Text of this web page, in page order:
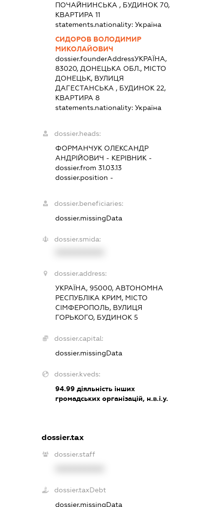
ПОЧАЙНИНСЬКА , БУДИНОК 70,
КВАРТИРА 11
statements.nationality:Україна
СИДОРОВ ВОЛОДИМИР
МИКОЛАЙОВИЧ
dossier.founderAddressУКРАЇНА,
83020, ДОНЕЦЬКА ОБЛ., МІСТО
ДОНЕЦЬК, ВУЛИЦЯ
ДАГЕСТАНСЬКА , БУДИНОК 22,
КВАРТИРА 8
statements.nationality:Україна
dossier.heads:
ФОРМАНЧУК ОЛЕКСАНДР
АНДРІЙОВИЧ - КЕРІВНИК -
dossier.from 31.03.13
dossier.position -
dossier.beneficiaries:
dossier.missingData
dossier.smida:
dossier.address:
УКРАЇНА, 95000, АВТОНОМНА
РЕСПУБЛІКА КРИМ, МІСТО
СІМФЕРОПОЛЬ, ВУЛИЦЯ
ГОРЬКОГО, БУДИНОК 5
dossier.capital:
dossier.missingData
dossier.kveds:
94.99 діяльність інших
громадських організацій, н.в.і.у.
dossier.tax
dossier.staff
dossier.taxDebt
dossier.missingData